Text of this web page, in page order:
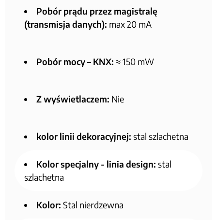
Pobór prądu przez magistralę
(transmisja danych): max 20 mA
Pobór mocy – KNX: ≈ 150 mW
Z wyświetlaczem: Nie
kolor linii dekoracyjnej: stal szlachetna
Kolor specjalny - linia design: stal
szlachetna
Kolor: Stal nierdzewna